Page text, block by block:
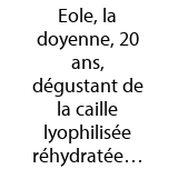
Eole, la
doyenne, 20
ans,
dégustant de
la caille
lyophilisée
réhydratée…